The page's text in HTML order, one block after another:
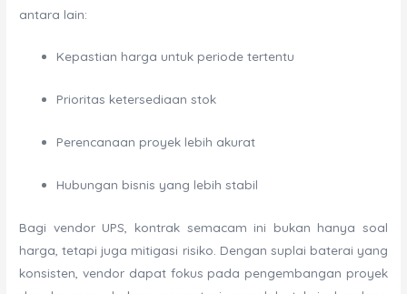
antara lain:
Kepastian harga untuk periode tertentu
Prioritas ketersediaan stok
Perencanaan proyek lebih akurat
Hubungan bisnis yang lebih stabil
Bagi vendor UPS, kontrak semacam ini bukan hanya soal
harga, tetapi juga mitigasi risiko. Dengan suplai baterai yang
konsisten, vendor dapat fokus pada pengembangan proyek